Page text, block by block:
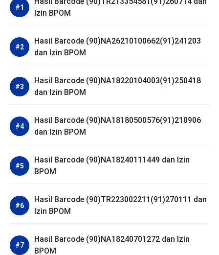
Izin BPOM
Hasil Barcode (90)NA26210100662(91)241203
dan Izin BPOM
Hasil Barcode (90)NA18220104003(91)250418
dan Izin BPOM
Hasil Barcode (90)NA18180500576(91)210906
dan Izin BPOM
Hasil Barcode (90)NA18240111449 dan Izin
BPOM
Hasil Barcode (90)TR223002211(91)270111 dan
Izin BPOM
Hasil Barcode (90)NA18240701272 dan Izin
BPOM